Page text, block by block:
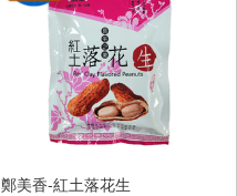
鄭美香-紅土落花生